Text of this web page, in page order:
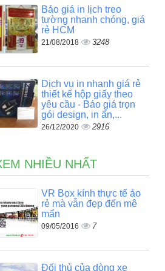
Báo giá in lịch treo
tường nhanh chóng, giá
rẻ HCM
21/08/2018 3248
Dịch vụ in nhanh giá rẻ
thiết kế hộp giấy theo
yêu cầu - Báo giá trọn
gói design, in ấn,...
26/12/2020 2916
NHIỀU NHẤT
VR Box kính thực tế ảo
rẻ mà vẫn đẹp đến mê
mẩn
09/05/2016 7
Đối thủ của dòng xe